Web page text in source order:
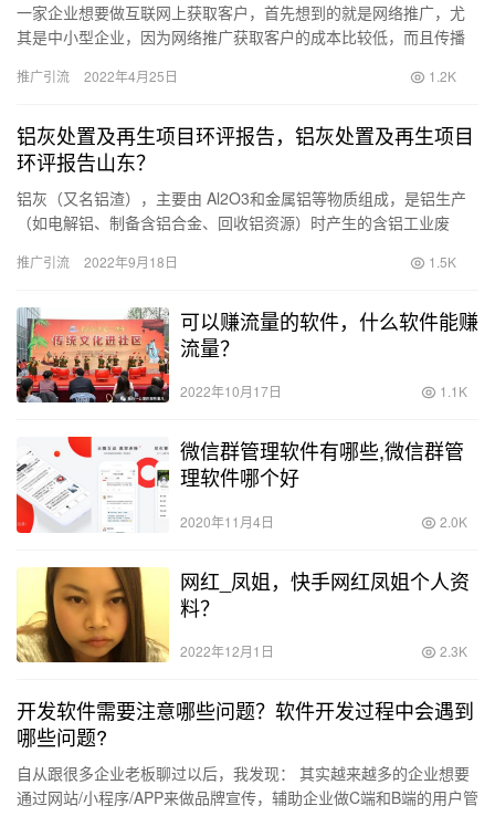
一家企业想要做互联网上获取客户，首先想到的就是网络推广，尤
其是中小型企业，因为网络推广获取客户的成本比较低，而且传播
售。那…
推广引流 2022年4月25日 1.2K
铝灰处置及再生项目环评报告，铝灰处置及再生项目
环评报告山东？
铝灰（又名铝渣），主要由 Al2O3和金属铝等物质组成，是铝生产
（如电解铝、制备含铝合金、回收铝资源）时产生的含铝工业废
电…
推广引流 2022年9月18日 1.5K
可以赚流量的软件，什么软件能赚
流量？
2022年10月17日 1.1K
微信群管理软件有哪些,微信群管
理软件哪个好
2020年11月4日 2.0K
网红_凤姐，快手网红凤姐个人资
料？
2022年12月1日 2.3K
开发软件需要注意哪些问题？软件开发过程中会遇到
哪些问题?
自从跟很多企业老板聊过以后，我发现： 其实越来越多的企业想要
通过网站/小程序/APP来做品牌宣传，辅助企业做C端和B端的用户管